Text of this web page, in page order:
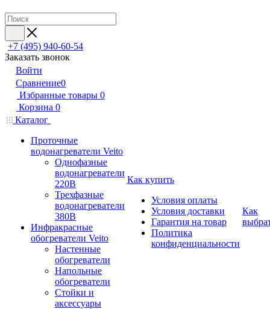
+7 (495) 940-60-54
Заказать звонок
Войти
Сравнение0
Избранные товары 0
Корзина 0
Каталог
Проточные
водонагреватели Veito
Однофазные
водонагреватели
220В
Трехфазные
водонагреватели
380В
Инфракрасные
обогреватели Veito
Настенные
обогреватели
Напольные
обогреватели
Стойки и
аксессуары
Как купить
Условия оплаты
Условия доставки
Гарантия на товар
Политика
конфиденциальности
Как